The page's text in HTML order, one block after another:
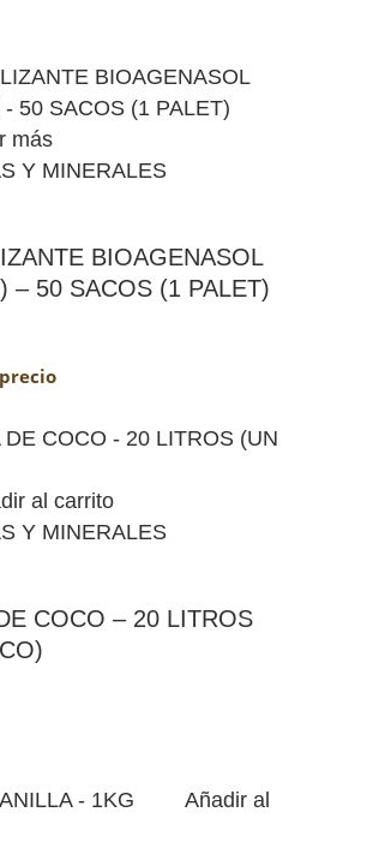
más
Y MINERALES
BIOAGENASOL
– 50 SACOS (1 PALET)
al carrito
Y MINERALES
COCO – 20 LITROS
Añadir al